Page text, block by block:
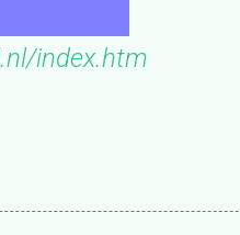
index.htm